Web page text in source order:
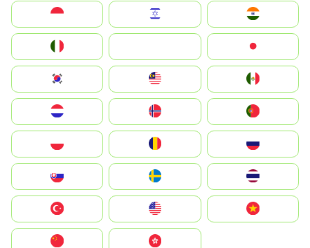
South Korea
United States
中國香港特別行政區